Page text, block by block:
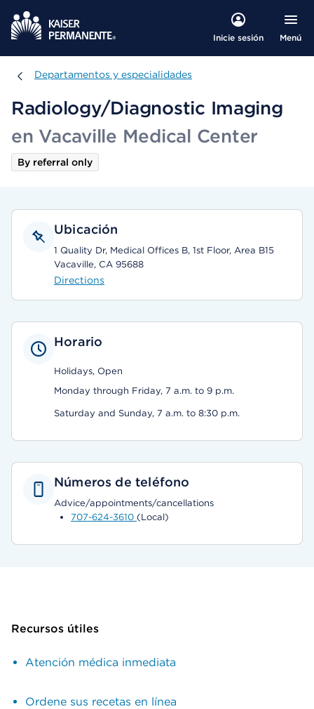
Inicie sesión Menú
Departamentos y especialidades
Departamentos y especialidades
Radiology/Diagnostic Imaging
en Vacaville Medical Center
By referral only
Ubicación
1 Quality Dr, Medical Offices B, 1st Floor, Area B15
Vacaville, CA 95688
Directions
Horario
Holidays, Open
Monday through Friday, 7 a.m. to 9 p.m.
Saturday and Sunday, 7 a.m. to 8:30 p.m.
Números de teléfono
Advice/appointments/cancellations
707-624-3610 (Local)
Recursos útiles
Atención médica inmediata
Ordene sus recetas en línea